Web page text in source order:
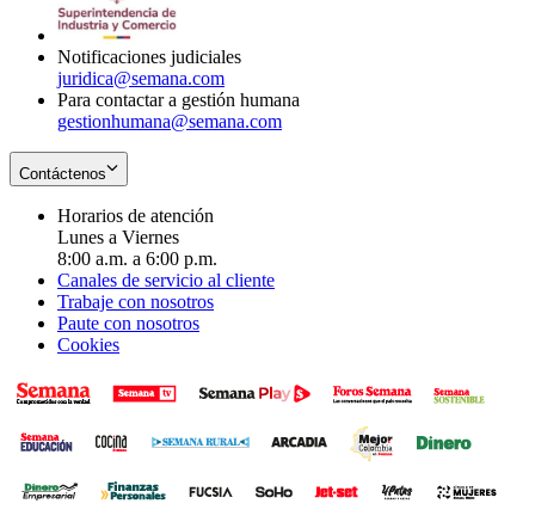
Notificaciones judiciales
juridica@semana.com
Para contactar a gestión humana
gestionhumana@semana.com
Contáctenos
Horarios de atención
Lunes a Viernes
8:00 a.m. a 6:00 p.m.
Canales de servicio al cliente
Trabaje con nosotros
Paute con nosotros
Cookies